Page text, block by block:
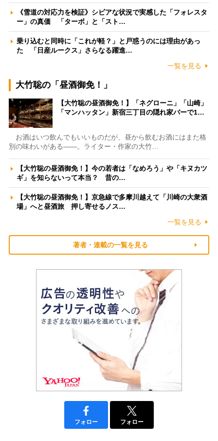
《雪道の対応力を検証》シビアな状況で実感した「フォレスタ
ー」の真価 「ターボ」と「スト…
乗り込むと同時に「これが軽？」と戸惑うのには理由があっ
た 「日産ルークス」さらなる躍進…
一覧を見る
大竹聡の「昼酒御免！」
【大竹聡の昼酒御免！】「ネグローニ」「山崎」
「マンハッタン」新宿三丁目の隠れ家バーで1…
お酒はいつ飲んでもいいものだが、昼から飲むお酒にはまた格
別の味わいがある――。ライター・作家の大竹…
【大竹聡の昼酒御免！】今の若者は「なめろう」や「キヌカツ
ギ」を知らないって本当？ 昔の…
【大竹聡の昼酒御免！】京急線で多摩川越えて「川崎の大衆酒
場」へと昼酒旅 押し寄せるノス…
一覧を見る
著者・連載の一覧を見る
フォロー フォロー